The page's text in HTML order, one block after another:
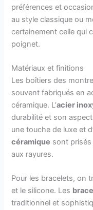
préférences et
au style classique ou
certainement celle qui
poignet.
Matériaux et finitions
Les boîtiers des
souvent fabriqués en
céramique. L’acier
durabilité et son
une touche de luxe et
céramique sont prisés
aux rayures.
Pour les bracelets, on
et le silicone. Les
traditionnel et